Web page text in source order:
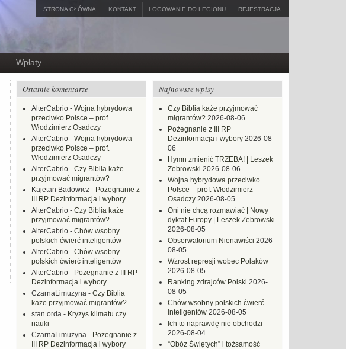
STRONA GŁÓWNA KONTAKT LOGOWANIE DO LEGIONU REJESTRACJA
Wpłaty
Najnowsze wpisy
Czy Biblia każe przyjmować
migrantów? 2026-08-06
Pożegnanie z III RP
Dezinformacja i wybory 2026-08-
06
Hymn zmienić TRZEBA! | Leszek
Żebrowski 2026-08-06
Wojna hybrydowa przeciwko
Polsce – prof. Włodzimierz
Osadczy 2026-08-05
Oni nie chcą rozmawiać | Nowy
dyktat Europy | Leszek Żebrowski
2026-08-05
Obserwatorium Nienawiści 2026-
08-05
Wzrost represji wobec Polaków
2026-08-05
Ranking zdrajców Polski 2026-
08-05
Chów wsobny polskich ćwierć
inteligentów 2026-08-05
Ich to naprawdę nie obchodzi
2026-08-04
“Obóz Świętych” i tożsamość
Ostatnie komentarze
AlterCabrio - Wojna hybrydowa
przeciwko Polsce – prof.
Włodzimierz Osadczy
AlterCabrio - Wojna hybrydowa
przeciwko Polsce – prof.
Włodzimierz Osadczy
AlterCabrio - Czy Biblia każe
przyjmować migrantów?
Kajetan Badowicz - Pożegnanie z
III RP Dezinformacja i wybory
AlterCabrio - Czy Biblia każe
przyjmować migrantów?
AlterCabrio - Chów wsobny
polskich ćwierć inteligentów
AlterCabrio - Chów wsobny
polskich ćwierć inteligentów
AlterCabrio - Pożegnanie z III RP
Dezinformacja i wybory
CzarnaLimuzyna - Czy Biblia
każe przyjmować migrantów?
stan orda - Kryzys klimatu czy
nauki
CzarnaLimuzyna - Pożegnanie z
III RP Dezinformacja i wybory